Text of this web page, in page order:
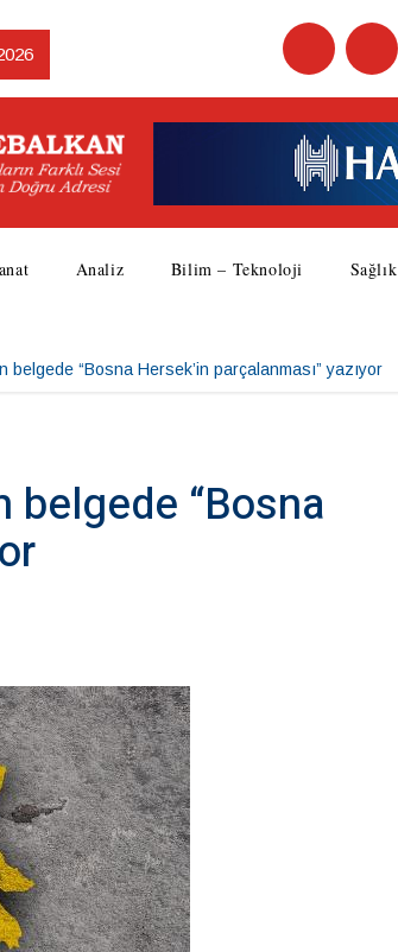
Analiz Bilim – Teknoloji Sağlık
belgede “Bosna Hersek’in parçalanması” yazıyor
belgede “Bosna